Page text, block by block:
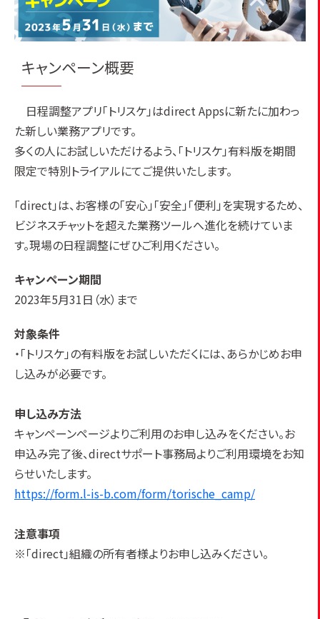
キャンペーン概要
日程調整アプリ「トリスケ」はdirect Appsに新たに加わっ
た新しい業務アプリです。
多くの人にお試しいただけるよう、「トリスケ」有料版を期間
限定で特別トライアルにてご提供いたします。
「direct」は、お客様の「安心」「安全」「便利」を実現するため、
ビジネスチャットを超えた業務ツールへ進化を続けていま
す。現場の日程調整にぜひご利用ください。
キャンペーン期間
2023年5月31日（水）まで
対象条件
・「トリスケ」の有料版をお試しいただくには、あらかじめお申
し込みが必要です。
申し込み方法
キャンペーンページよりご利用のお申し込みをください。お
申込み完了後、directサポート事務局よりご利用環境をお知
らせいたします。
https://form.l-is-b.com/form/torische_camp/
注意事項
※「direct」組織の所有者様よりお申し込みください。